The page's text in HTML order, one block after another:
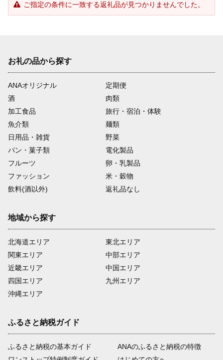
ご指定の条件に一致する返礼品が見つかりませんでした。
お礼の品から探す
ANAオリジナル
定期便
酒
肉類
加工食品
旅行・宿泊・体験
魚介類
麺類
日用品・雑貨
野菜
パン・菓子類
電化製品
フルーツ
卵・乳製品
ファッション
米・穀物
飲料(酒以外)
返礼品なし
地域から探す
北海道エリア
関東エリア
近畿エリア
四国エリア
沖縄エリア
東北エリア
中部エリア
中国エリア
九州エリア
ふるさと納税ガイド
ふるさと納税の基本ガイド
ANAのふるさと納税の特徴